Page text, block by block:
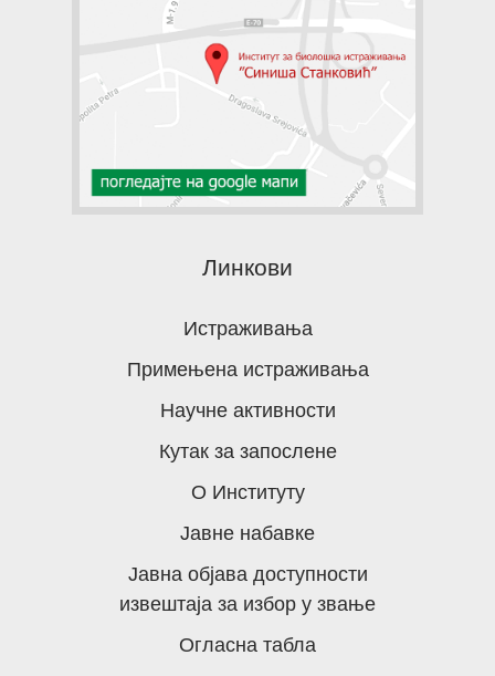
Линкови
Истраживања
Примењена истраживања
Научне активности
Кутак за запослене
О Институту
Јавне набавке
Јавна објава доступности
извештаја за избор у звање
Огласна табла